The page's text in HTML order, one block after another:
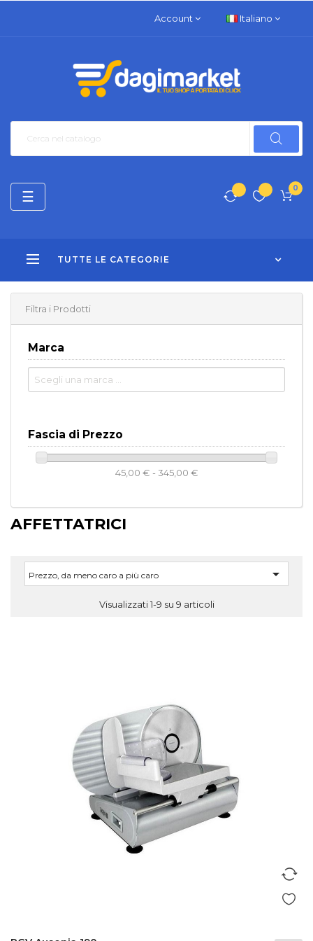
Account Italiano
0
TUTTE LE CATEGORIE
navigazione
Toggle
☰
Filtra i Prodotti
Marca
Fascia di Prezzo
45,00 € - 345,00 €
AFFETTATRICI
Prezzo, da meno caro a più caro 
Visualizzati 1-9 su 9 articoli